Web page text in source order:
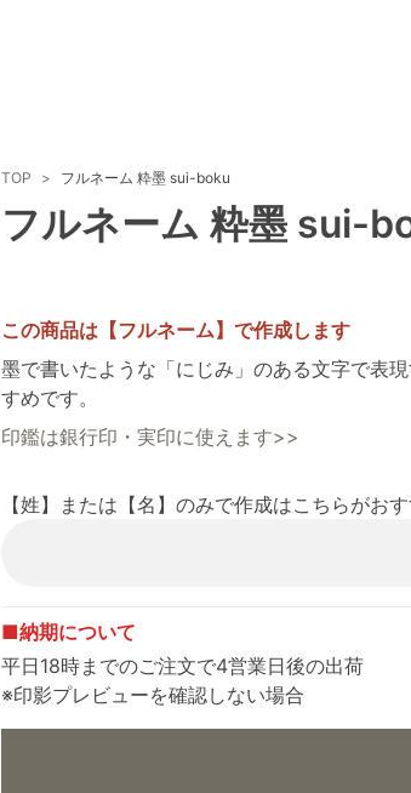
TOP フルネーム 粋墨 sui-boku
フルネーム 粋墨 sui-
この商品は【フルネーム】で作成します
墨で書いたような「にじみ」のある文字で表
すめです。
印鑑は銀行印・実印に使えます>>
【姓】または【名】のみで作成はこちらがお
■納期について
平日18時までのご注文で4営業日後の出荷
※印影プレビューを確認しない場合